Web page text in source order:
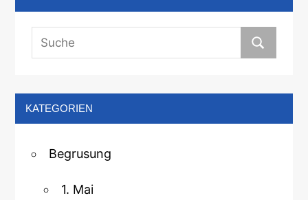
KATEGORIEN
Begrusung
1. Mai